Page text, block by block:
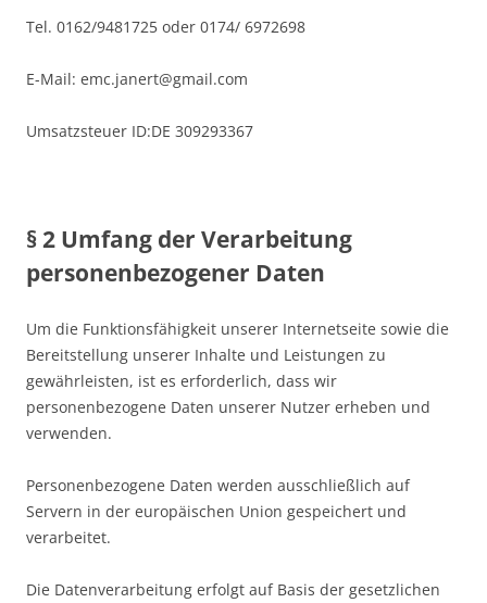
Tel. 0162/9481725 oder 0174/ 6972698
E-Mail: emc.janert@gmail.com
Umsatzsteuer ID:DE 309293367
§ 2 Umfang der Verarbeitung
personenbezogener Daten
Um die Funktionsfähigkeit unserer Internetseite sowie die
Bereitstellung unserer Inhalte und Leistungen zu
gewährleisten, ist es erforderlich, dass wir
personenbezogene Daten unserer Nutzer erheben und
verwenden.
Personenbezogene Daten werden ausschließlich auf
Servern in der europäischen Union gespeichert und
verarbeitet.
Die Datenverarbeitung erfolgt auf Basis der gesetzlichen